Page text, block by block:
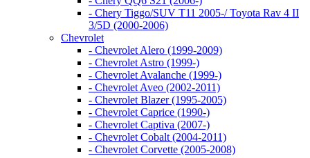
- Chery Tiggo/SUV T11 2005-/ Toyota Rav 4 II
3/5D (2000-2006)
Chevrolet
- Chevrolet Alero (1999-2009)
- Chevrolet Astro (1999-)
- Chevrolet Avalanche (1999-)
- Chevrolet Aveo (2002-2011)
- Chevrolet Blazer (1995-2005)
- Chevrolet Caprice (1990-)
- Chevrolet Captiva (2007-)
- Chevrolet Cobalt (2004-2011)
- Chevrolet Corvette (2005-2008)